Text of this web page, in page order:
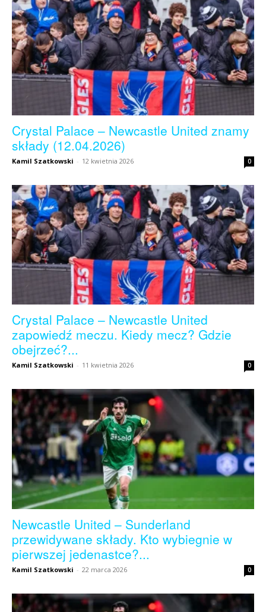
Crystal Palace – Newcastle United znamy
składy (12.04.2026)
Kamil Szatkowski - 12 kwietnia 2026 0
Crystal Palace – Newcastle United
zapowiedź meczu. Kiedy mecz? Gdzie
obejrzeć?...
Kamil Szatkowski - 11 kwietnia 2026 0
Newcastle United – Sunderland
przewidywane składy. Kto wybiegnie w
pierwszej jedenastce?...
Kamil Szatkowski - 22 marca 2026 0